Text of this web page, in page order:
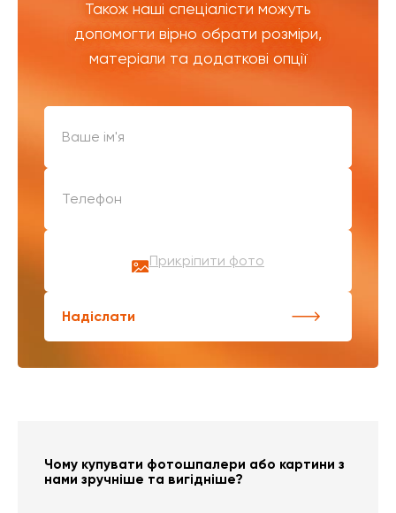
Також наші спеціалісти можуть
допомогти вірно обрати розміри,
матеріали та додаткові опції
Прикріпити фото
Надіслати
Чому купувати фотошпалери або картини з
нами зручніше та вигідніше?